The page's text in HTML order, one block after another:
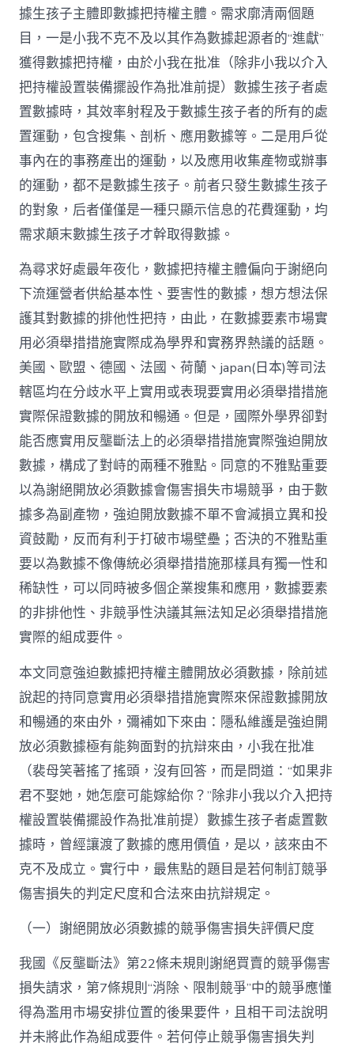
據生孩子主體即數據把持權主體。需求廓清兩個題
目，一是小我不克不及以其作為數據起源者的“進獻”
獲得數據把持權，由於小我在批准（除非小我以介入
把持權設置裝備擺設作為批准前提）數據生孩子者處
置數據時，其效率射程及于數據生孩子者的所有的處
置運動，包含搜集、剖析、應用數據等。二是用戶從
事內在的事務產出的運動，以及應用收集產物或辦事
的運動，都不是數據生孩子。前者只發生數據生孩子
的對象，后者僅僅是一種只顯示信息的花費運動，均
需求顛末數據生孩子才幹取得數據。
為尋求好處最年夜化，數據把持權主體偏向于謝絕向
下流運營者供給基本性、要害性的數據，想方想法保
護其對數據的排他性把持，由此，在數據要素市場實
用必須舉措措施實際成為學界和實務界熱議的話題。
美國、歐盟、德國、法國、荷蘭、japan(日本)等司法
轄區均在分歧水平上實用或表現要實用必須舉措措施
實際保證數據的開放和暢通。但是，國際外學界卻對
能否應實用反壟斷法上的必須舉措措施實際強迫開放
數據，構成了對峙的兩種不雅點。同意的不雅點重要
以為謝絕開放必須數據會傷害損失市場競爭，由于數
據多為副產物，強迫開放數據不單不會減損立異和投
資鼓勵，反而有利于打破市場壁壘；否決的不雅點重
要以為數據不像傳統必須舉措措施那樣具有獨一性和
稀缺性，可以同時被多個企業搜集和應用，數據要素
的非排他性、非競爭性決議其無法知足必須舉措措施
實際的組成要件。
本文同意強迫數據把持權主體開放必須數據，除前述
說起的持同意實用必須舉措措施實際來保證數據開放
和暢通的來由外，彌補如下來由：隱私維護是強迫開
放必須數據極有能夠面對的抗辯來由，小我在批准
（裴母笑著搖了搖頭，沒有回答，而是問道：“如果非
君不娶她，她怎麼可能嫁給你？”除非小我以介入把持
權設置裝備擺設作為批准前提）數據生孩子者處置數
據時，曾經讓渡了數據的應用價值，是以，該來由不
克不及成立。實行中，最焦點的題目是若何制訂競爭
傷害損失的判定尺度和合法來由抗辯規定。
（一）謝絕開放必須數據的競爭傷害損失評價尺度
我國《反壟斷法》第22條未規則謝絕買賣的競爭傷害
損失請求，第7條規則“消除、限制競爭”中的競爭應懂
得為濫用市場安排位置的後果要件，且相干司法說明
并未將此作為組成要件。若何停止競爭傷害損失判